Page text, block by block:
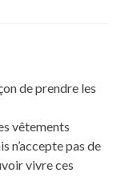
de prendre les
vêtements
n’accepte pas de
vivre ces